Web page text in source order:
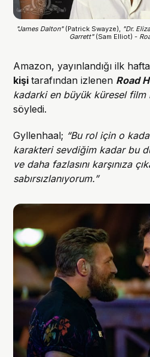
"James Dalton" (Patrick Swayze), "Dr.
Garrett" (Sam Elliot) -
Amazon, yayınlandığı ilk
kişitarafından izlenen Road
kadarki en büyük küresel film
söyledi.
Gyllenhaal; “Bu rol için o
karakteri sevdiğim kadar bu
ve daha fazlasını karşınıza
sabırsızlanıyorum.”